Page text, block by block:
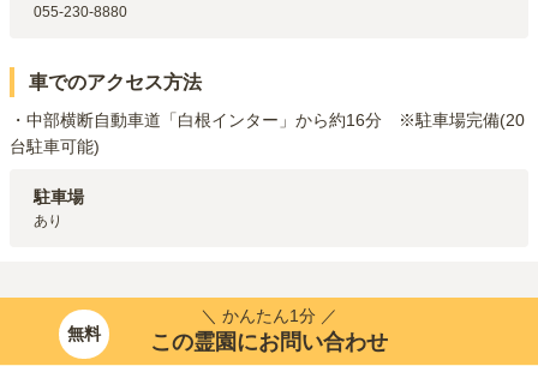
055-230-8880
車でのアクセス方法
・中部横断自動車道「白根インター」から約16分　※駐車場完備(20
台駐車可能)
駐車場
あり
無料
＼ かんたん1分 ／
この霊園にお問い合わせ